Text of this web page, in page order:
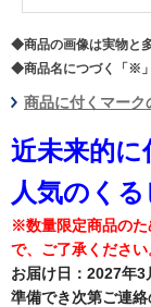
◆商品の画像は実物と
◆商品名につづく「※
商品に付くマーク
近未来的に
人気のくる
※数量限定商品のた
で、ご了承ください
お届け日：2027年3
準備でき次第ご連絡